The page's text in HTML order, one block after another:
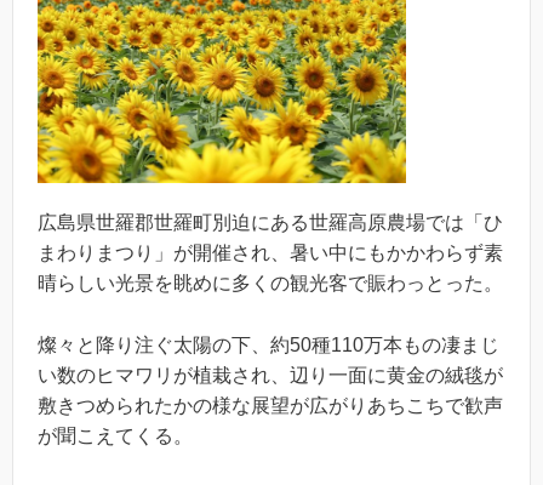
広島県世羅郡世羅町別迫にある世羅高原農場では「ひ
まわりまつり」が開催され、暑い中にもかかわらず素
晴らしい光景を眺めに多くの観光客で賑わっとった。
燦々と降り注ぐ太陽の下、約50種110万本もの凄まじ
い数のヒマワリが植栽され、辺り一面に黄金の絨毯が
敷きつめられたかの様な展望が広がりあちこちで歓声
が聞こえてくる。